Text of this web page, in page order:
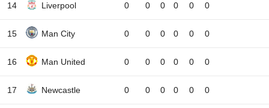
14 Liverpool 0 0 0 0 0 0
15 Man City 0 0 0 0 0 0
16 Man United 0 0 0 0 0 0
17 Newcastle 0 0 0 0 0 0